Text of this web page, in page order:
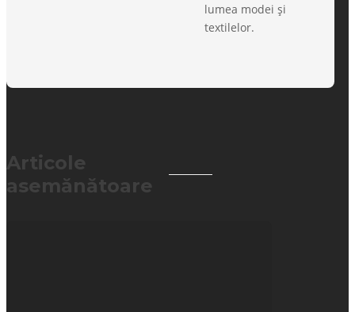
lumea modei și
textilelor.
Articole
asemănătoare